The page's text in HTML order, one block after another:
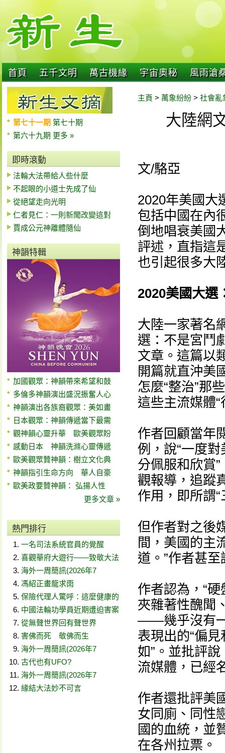
首頁 五千文明 萬古機緣 宇宙奧秘 風雨滄
第七十一期 第七十期
第六十九期 更多 »
即時滾動
法輪大法帶給人些什麼
不起眼的小道士先成了仙
從絕望走向光明
仁者見仁：一則新聞改變這對
賈成公元神離體隨仙
神韻特輯
加國觀眾：神韻帶來希望和鼓
多倫多神韻演出盛況振奮人心
神韻演出各族裔觀眾：美如畫
日本觀眾：神韻傳遞當下最需
觀神韻心靈升華 歐美觀眾盼
感動日本 神韻洗滌心靈傳遞
歐美觀眾贊神韻：樹立文化典
神韻指引生命方向 華人自豪
歐美政要贊神韻： 弘揚人性
更多文章 »
熱門排行
一名司法系統官員的覺醒
喜觀華府大遊行——致敬大法
海外一周簡訊(2026年7
馮紹正畫龍求雨
保險代理人驚呼：這麼健康的
中國法輪功學員近期遭迫害案
從無聲世界回有聲世界
害佛而死 敬佛而生
海外一周簡訊(2026年7
古代也有UFO?
海外一周簡訊(2026年7
緣結大法妙不可言
主頁 > 萬象紛紛 > 社會亂
大陸網
文/駱亞
2020年美國大
包括中國在內
倒地唱衰美國
評述，直指這
也引起很多大
2020美國大選
大陸一家著名
選：不是宮鬥
文章。這篇以
開篇就直沖美
怎麼“整治”那
這些主流媒體
作者回顧當年
例，說“一度
分佩服和欣賞
觀報導，追蹤
作用，即所謂“
但作者對之後
間，美國的主
道。”作者甚
作者認為，“
夾雜著性醜聞
——幾乎沒有一
表現出的“偏
如”。並批評
流媒體，已經
作者還批評美
女同廁、同性
國的血統，並
在各州拉票。